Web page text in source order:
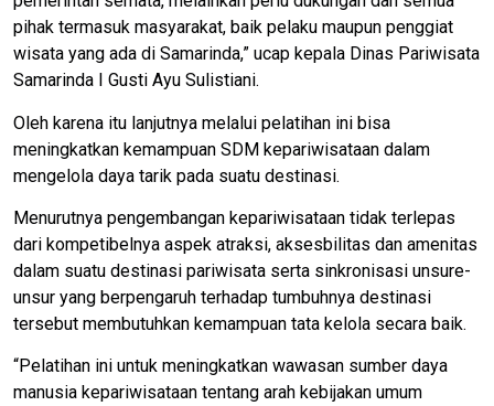
pihak termasuk masyarakat, baik pelaku maupun penggiat
wisata yang ada di Samarinda,” ucap kepala Dinas Pariwisata
Samarinda I Gusti Ayu Sulistiani.
Oleh karena itu lanjutnya melalui pelatihan ini bisa
meningkatkan kemampuan SDM kepariwisataan dalam
mengelola daya tarik pada suatu destinasi.
Menurutnya pengembangan kepariwisataan tidak terlepas
dari kompetibelnya aspek atraksi, aksesbilitas dan amenitas
dalam suatu destinasi pariwisata serta sinkronisasi unsure-
unsur yang berpengaruh terhadap tumbuhnya destinasi
tersebut membutuhkan kemampuan tata kelola secara baik.
“Pelatihan ini untuk meningkatkan wawasan sumber daya
manusia kepariwisataan tentang arah kebijakan umum